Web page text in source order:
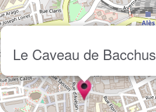
Le Caveau de Bacchus